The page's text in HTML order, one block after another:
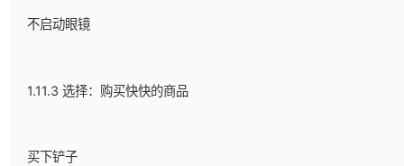
不启动眼镜
1.11.3 选择：购买快快的商品
买下铲子